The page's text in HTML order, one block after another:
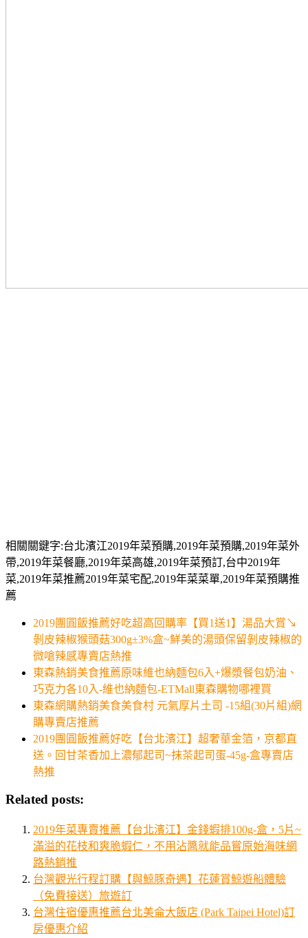
相關關鍵字:台北濱江2019年菜預購,2019年菜預購,2019年菜外
帶,2019年菜餐廳,2019年菜高雄,2019年菜預訂,台中2019年
菜,2019年菜推薦2019年菜宅配,2019年菜菜單,2019年菜預購推
薦
2019團圓飯推薦好吃超高回購率【買1送1】湯品大賞↘
剝皮辣椒猴頭菇300g±3%盒~鮮美的湯頭保留剝皮辣椒的
微嗆辣感專賣店熱推
東森熱銷美食推薦原味維也納麵包6入+爆漿餐包奶油、
巧克力各10入-維也納麵包-ETMall東森購物哪裡買
東森網購熱銷美食美食村 元氣厚片土司 -15組(30片組)網
購專賣店推薦
2019團圓飯推薦好吃【台北濱江】超奢華金箔，京都直
送。回甘茶香加上濃郁起司~抹茶起司蛋-45g-盒專賣店
熱推
Related posts:
2019年菜專賣推薦【台北濱江】金錢蝦排100g-盒，5片~
滿溢的花枝和爽脆蝦仁，不用沾醬就能品嘗原始海味網
路熱銷推
台灣觀光行程訂購【與鯨豚奇遇】花蓮賞鯨遊船體驗
（免費接送）旅遊訂
台灣住宿優惠推薦台北美侖大飯店 (Park Taipei Hotel)訂
房優惠介紹